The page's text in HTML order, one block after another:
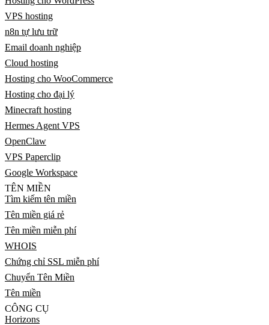
VPS hosting
n8n tự lưu trữ
Email doanh nghiệp
Cloud hosting
Hosting cho WooCommerce
Hosting cho đại lý
Minecraft hosting
Hermes Agent VPS
OpenClaw
VPS Paperclip
Google Workspace
TÊN MIỀN
Tìm kiếm tên miền
Tên miền giá rẻ
Tên miền miễn phí
WHOIS
Chứng chỉ SSL miễn phí
Chuyển Tên Miền
Tên miền
CÔNG CỤ
Horizons